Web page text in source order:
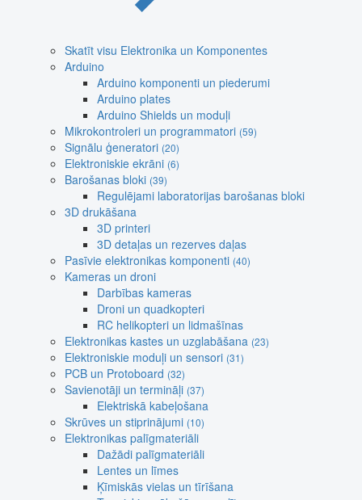
Skatīt visu Elektronika un Komponentes
Arduino
Arduino komponenti un piederumi
Arduino plates
Arduino Shields un moduļi
Mikrokontroleri un programmatori (59)
Signālu ģeneratori (20)
Elektroniskie ekrāni (6)
Barošanas bloki (39)
Regulējami laboratorijas barošanas bloki
3D drukāšana
3D printeri
3D detaļas un rezerves daļas
Pasīvie elektronikas komponenti (40)
Kameras un droni
Darbības kameras
Droni un quadkopteri
RC helikopteri un lidmašīnas
Elektronikas kastes un uzglabāšana (23)
Elektroniskie moduļi un sensori (31)
PCB un Protoboard (32)
Savienotāji un termināļi (37)
Elektriskā kabeļošana
Skrūves un stiprinājumi (10)
Elektronikas palīgmateriāli
Dažādi palīgmateriāli
Lentes un līmes
Ķīmiskās vielas un tīrīšana